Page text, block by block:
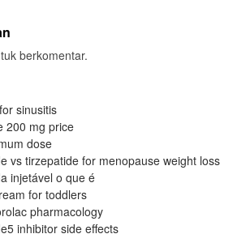
berkomentar.
sinusitis
200 mg price
dose
vs tirzepatide for menopause weight loss
injetável o que é
for toddlers
pharmacology
inhibitor side effects